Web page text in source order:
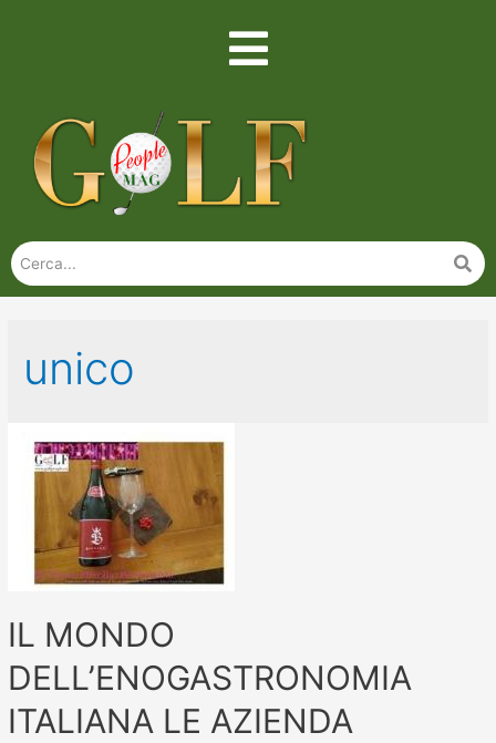
unico
IL MONDO
DELL’ENOGASTRONOMIA
ITALIANA LE AZIENDA